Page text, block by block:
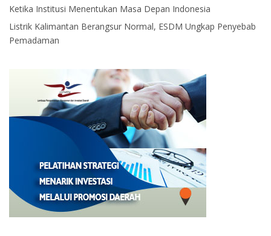
Ketika Institusi Menentukan Masa Depan Indonesia
Listrik Kalimantan Berangsur Normal, ESDM Ungkap Penyebab
Pemadaman